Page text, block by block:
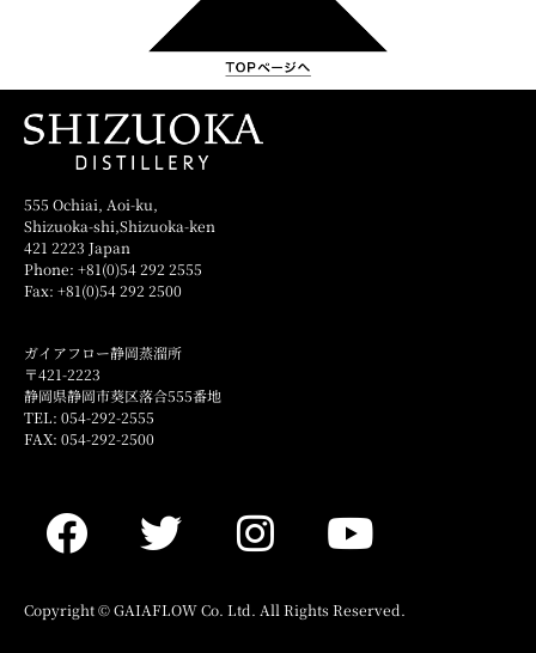
555 Ochiai, Aoi-ku,
Shizuoka-shi,Shizuoka-ken
421 2223 Japan
Phone: +81(0)54 292 2555
Fax: +81(0)54 292 2500
ガイアフロー静岡蒸溜所
〒421-2223
静岡県静岡市葵区落合555番地
TEL: 054-292-2555
FAX: 054-292-2500
Copyright © GAIAFLOW Co. Ltd. All Rights Reserved.